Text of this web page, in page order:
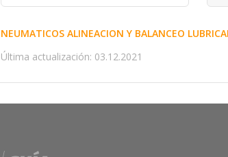
NEUMATICOS ALINEACION Y BALANCEO
Última actualización: 03.12.2021